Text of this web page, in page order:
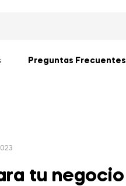
Preguntas Frecuentes
tu negocio